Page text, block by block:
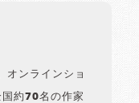
オンラインショ
約70名の作家